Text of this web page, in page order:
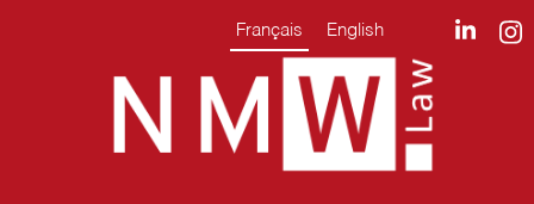
Français English